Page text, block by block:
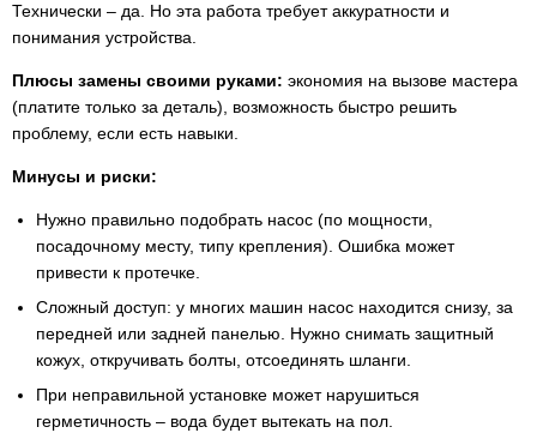
Технически – да. Но эта работа требует аккуратности и
понимания устройства.
Плюсы замены своими руками: экономия на вызове мастера
(платите только за деталь), возможность быстро решить
проблему, если есть навыки.
Минусы и риски:
Нужно правильно подобрать насос (по мощности,
посадочному месту, типу крепления). Ошибка может
привести к протечке.
Сложный доступ: у многих машин насос находится снизу, за
передней или задней панелью. Нужно снимать защитный
кожух, откручивать болты, отсоединять шланги.
При неправильной установке может нарушиться
герметичность – вода будет вытекать на пол.